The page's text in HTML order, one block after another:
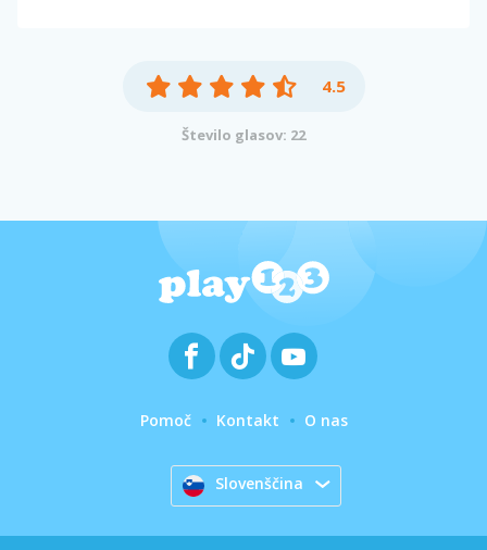
4.5
Število glasov: 22
Pomoč Kontakt O nas
Slovenščina